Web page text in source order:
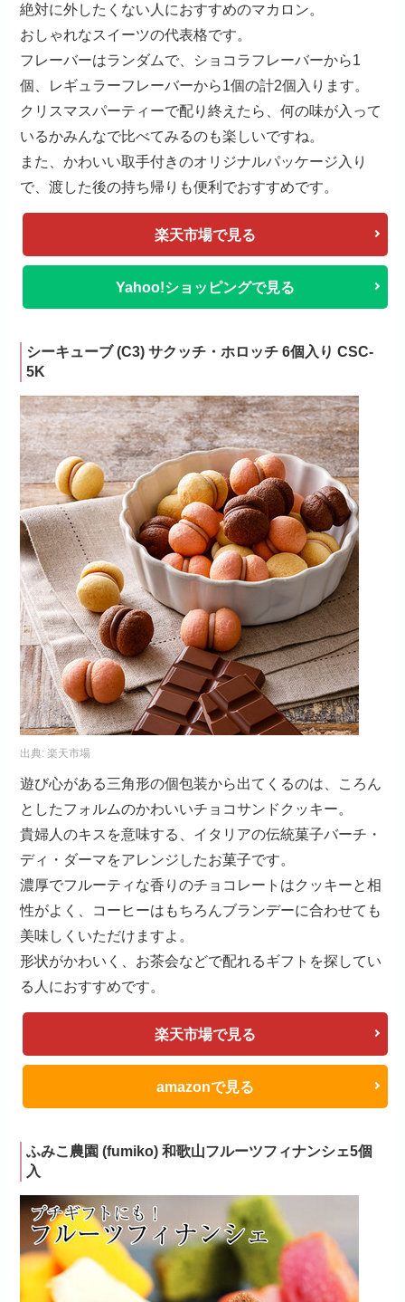
絶対に外したくない人におすすめのマカロン。
おしゃれなスイーツの代表格です。
フレーバーはランダムで、ショコラフレーバーから1
個、レギュラーフレーバーから1個の計2個入ります。
クリスマスパーティーで配り終えたら、何の味が入って
いるかみんなで比べてみるのも楽しいですね。
また、かわいい取手付きのオリジナルパッケージ入り
で、渡した後の持ち帰りも便利でおすすめです。
楽天市場で見る
Yahoo!ショッピングで見る
シーキューブ (C3) サクッチ・ホロッチ 6個入り CSC-
5K
出典:楽天市場
遊び心がある三角形の個包装から出てくるのは、ころん
としたフォルムのかわいいチョコサンドクッキー。
貴婦人のキスを意味する、イタリアの伝統菓子バーチ・
ディ・ダーマをアレンジしたお菓子です。
濃厚でフルーティな香りのチョコレートはクッキーと相
性がよく、コーヒーはもちろんブランデーに合わせても
美味しくいただけますよ。
形状がかわいく、お茶会などで配れるギフトを探してい
る人におすすめです。
楽天市場で見る
amazonで見る
ふみこ農園 (fumiko) 和歌山フルーツフィナンシェ5個
入